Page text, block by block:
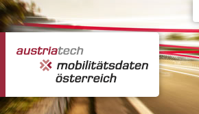
Direkt zum Inhalt